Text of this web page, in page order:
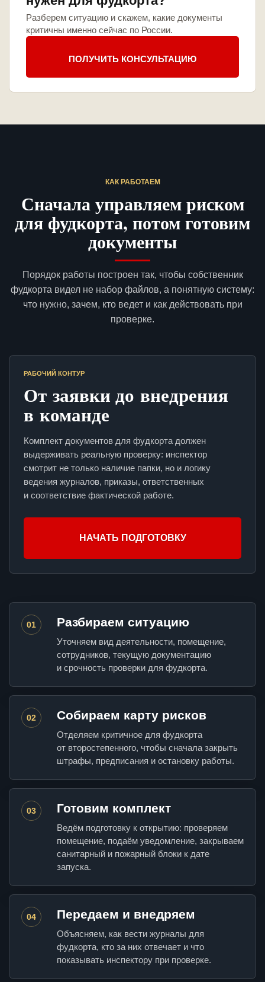
Разберем ситуацию и скажем, какие документы
критичны именно сейчас по России.
ПОЛУЧИТЬ КОНСУЛЬТАЦИЮ
КАК РАБОТАЕМ
Сначала управляем риском
для фудкорта, потом готовим
документы
Порядок работы построен так, чтобы собственник
фудкорта видел не набор файлов, а понятную систему:
что нужно, зачем, кто ведет и как действовать при
проверке.
РАБОЧИЙ КОНТУР
От заявки до внедрения
в команде
Комплект документов для фудкорта должен
выдерживать реальную проверку: инспектор
смотрит не только наличие папки, но и логику
ведения журналов, приказы, ответственных
и соответствие фактической работе.
НАЧАТЬ ПОДГОТОВКУ
01 Разбираем ситуацию
Уточняем вид деятельности, помещение,
сотрудников, текущую документацию
и срочность проверки для фудкорта.
02 Собираем карту рисков
Отделяем критичное для фудкорта
от второстепенного, чтобы сначала закрыть
штрафы, предписания и остановку работы.
03 Готовим комплект
Ведём подготовку к открытию: проверяем
помещение, подаём уведомление, закрываем
санитарный и пожарный блоки к дате
запуска.
04 Передаем и внедряем
Объясняем, как вести журналы для
фудкорта, кто за них отвечает и что
показывать инспектору при проверке.